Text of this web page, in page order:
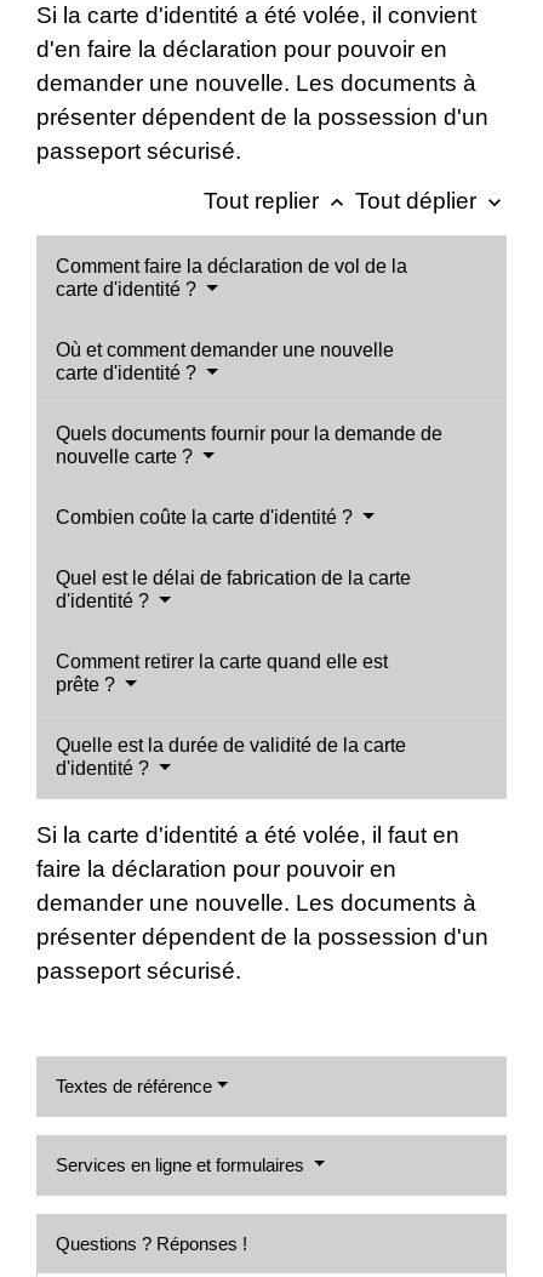
Si la carte d'identité a été volée, il convient
d'en faire la déclaration pour pouvoir en
demander une nouvelle. Les documents à
présenter dépendent de la possession d'un
passeport sécurisé.
Tout replier keyboard_arrow_up Tout déplier keyboard_arrow_down
Comment faire la déclaration de vol de la
carte d'identité ?
Où et comment demander une nouvelle
carte d'identité ?
Quels documents fournir pour la demande de
nouvelle carte ?
Combien coûte la carte d'identité ?
Quel est le délai de fabrication de la carte
d'identité ?
Comment retirer la carte quand elle est
prête ?
Quelle est la durée de validité de la carte
d'identité ?
Si la carte d'identité a été volée, il faut en
faire la déclaration pour pouvoir en
demander une nouvelle. Les documents à
présenter dépendent de la possession d'un
passeport sécurisé.
Textes de référence
Services en ligne et formulaires
Questions ? Réponses !